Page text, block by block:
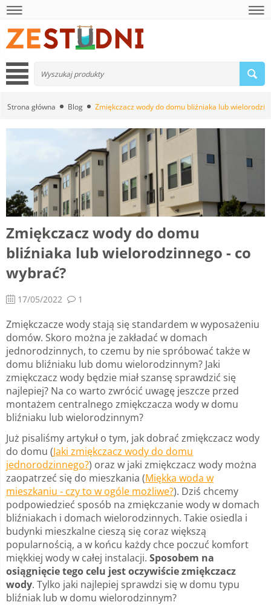
Strona główna Blog Zmiękczacz wody do domu bliźniaka lub
Zmiękczacz wody do domu
bliźniaka lub wielorodzinnego - co
wybrać?
17/05/2022 1
Zmiękczacze wody stają się standardem w wyposażeniu
domów. Skoro można je zakładać w domach
jednorodzinnych, to czemu by nie spróbować także w
domu bliźniaku lub domu wielorodzinnym? Jaki
zmiękczacz wody będzie miał szansę sprawdzić się
najlepiej? Na co warto zwrócić uwagę jeszcze przed
montażem centralnego zmiękczacza wody w domu
bliźniaku lub wielorodzinnym?
Już pisaliśmy artykuł o tym, jak dobrać zmiękczacz wody
do domu (Jaki zmiękczacz wody do domu
jednorodzinnego?) oraz w jaki zmiękczacz wody można
zaopatrzeć się do mieszkania (Miękka woda w
mieszkaniu - czy to w ogóle możliwe?). Dziś chcemy
podpowiedzieć sposób na zmiękczanie wody w domach
bliźniakach i domach wielorodzinnych. Takie osiedla i
budynki mieszkalne cieszą się coraz większą
popularnością, a w końcu każdy chce poczuć komfort
miękkiej wody w całej instalacji. Sposobem na
osiągnięcie tego celu jest oczywiście zmiękczacz
wody. Tylko jaki najlepiej sprawdzi się w domu typu
bliźniak lub w domu wielorodzinnym?